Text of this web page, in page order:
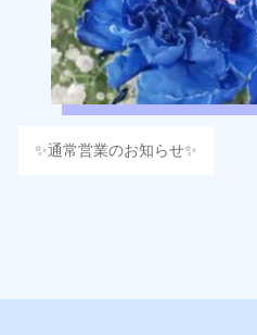
✨通常営業のお知らせ✨